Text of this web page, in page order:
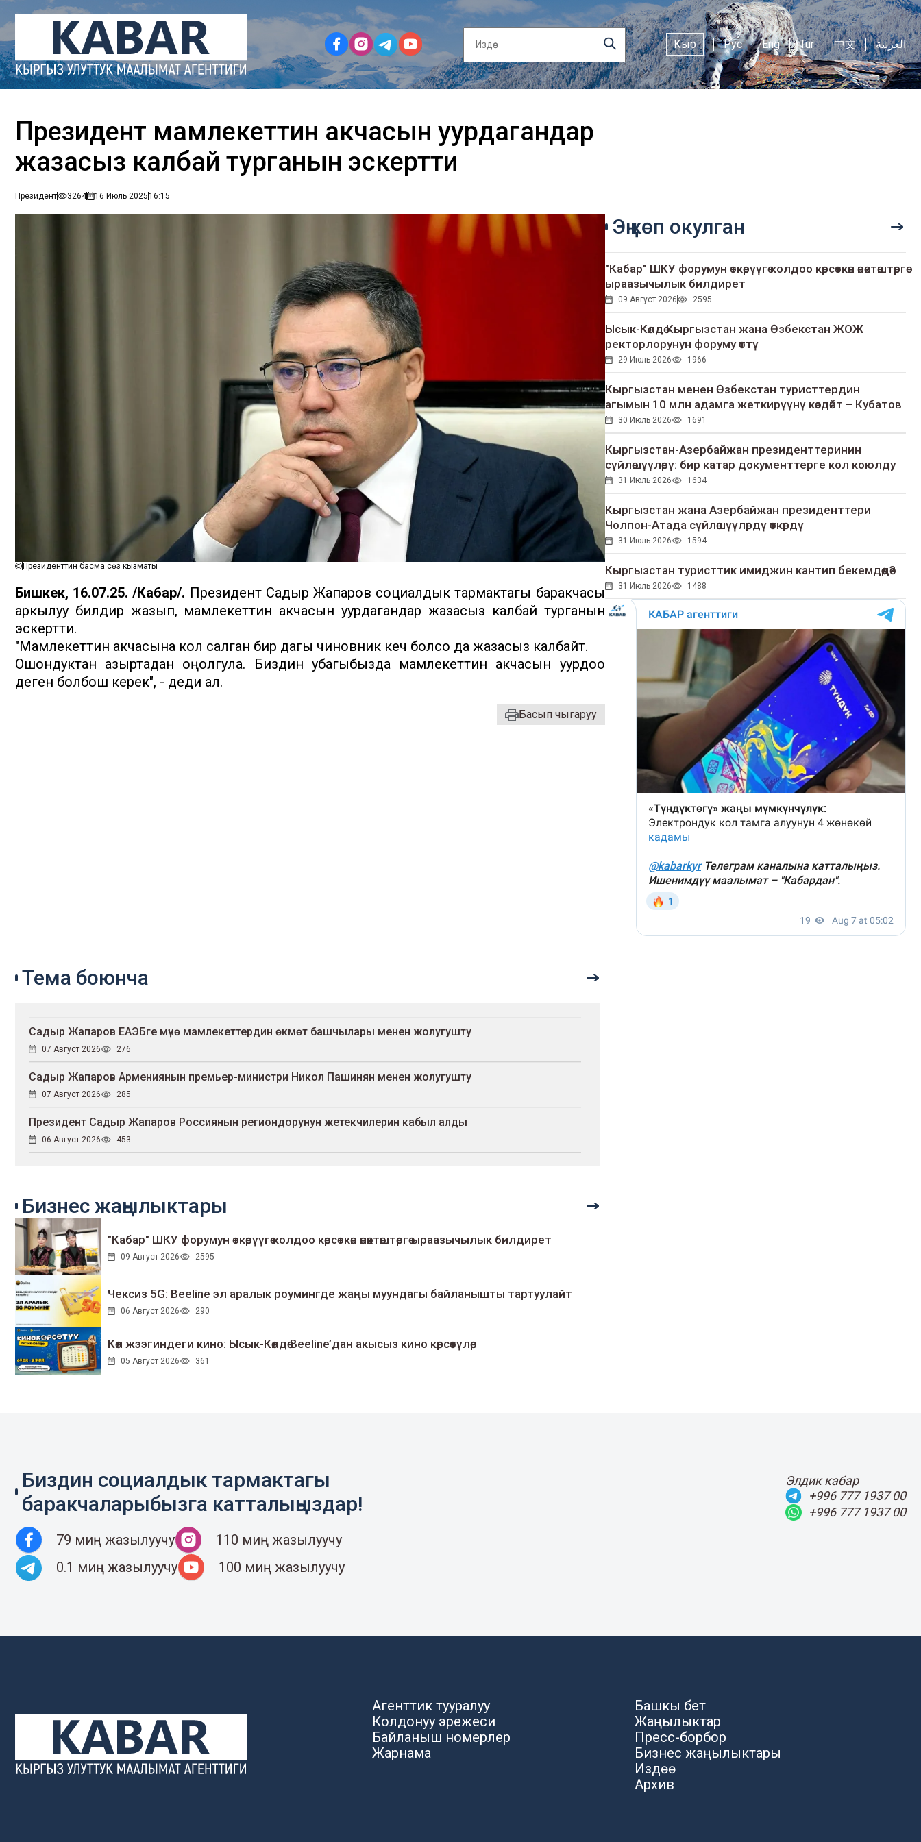
Кыр Рус Eng Tur 中文 العربية
Президент мамлекеттин акчасын уурдагандар
жазасыз калбай турганын эскертти
Президент 3264 16 Июль 202516:15
Президенттин басма сөз кызматы
Бишкек, 16.07.25. /Кабар/. Президент Садыр Жапаров социалдык тармактагы баракчасы
аркылуу билдирүү жазып, мамлекеттин акчасын уурдагандар жазасыз калбай турганын
эскертти.
"Мамлекеттин акчасына кол салган бир дагы чиновник кеч болсо да жазасыз калбайт.
Ошондуктан азыртадан оңолгула. Биздин убагыбызда мамлекеттин акчасын уурдоо
деген болбош керек", - деди ал.
Басып чыгаруу
Эң көп окулган
"Кабар" ШКУ форумун өткөрүүгө колдоо көрсөткөн өнөктөштөргө
ыраазычылык билдирет
09 Август 2026 2595
Ысык-Көлдө Кыргызстан жана Өзбекстан ЖОЖ
ректорлорунун форуму өттү
29 Июль 2026 1966
Кыргызстан менен Өзбекстан туристтердин
агымын 10 млн адамга жеткирүүнү көздөйт – Кубатов
30 Июль 2026 1691
Кыргызстан-Азербайжан президенттеринин
сүйлөшүүлөрү: бир катар документтерге кол коюлду
31 Июль 2026 1634
Кыргызстан жана Азербайжан президенттери
Чолпон-Атада сүйлөшүүлөрдү өткөрдү
31 Июль 2026 1594
Кыргызстан туристтик имиджин кантип бекемдөөдө?
31 Июль 2026 1488
Тема боюнча
Садыр Жапаров ЕАЭБге мүчө мамлекеттердин өкмөт башчылары менен жолугушту
07 Август 2026 276
Садыр Жапаров Армениянын премьер-министри Никол Пашинян менен жолугушту
07 Август 2026 285
Президент Садыр Жапаров Россиянын региондорунун жетекчилерин кабыл алды
06 Август 2026 453
Бизнес жаңылыктары
"Кабар" ШКУ форумун өткөрүүгө колдоо көрсөткөн өнөктөштөргө ыраазычылык билдирет
09 Август 2026 2595
Чексиз 5G: Beeline эл аралык роумингде жаңы муундагы байланышты тартуулайт
06 Август 2026 290
Көл жээгиндеги кино: Ысык-Көлдө Beeline’дан акысыз кино көрсөтүлөр
05 Август 2026 361
Биздин социалдык тармактагы
баракчаларыбызга катталыңыздар!
79 миң жазылуучу
110 миң жазылуучу
0.1 миң жазылуучу
100 миң жазылуучу
Элдик кабар
+996 777 1937 00
+996 777 1937 00
Агенттик тууралуу
Колдонуу эрежеси
Байланыш номерлер
Жарнама
Башкы бет
Жаңылыктар
Пресс-борбор
Бизнес жаңылыктары
Издөө
Архив